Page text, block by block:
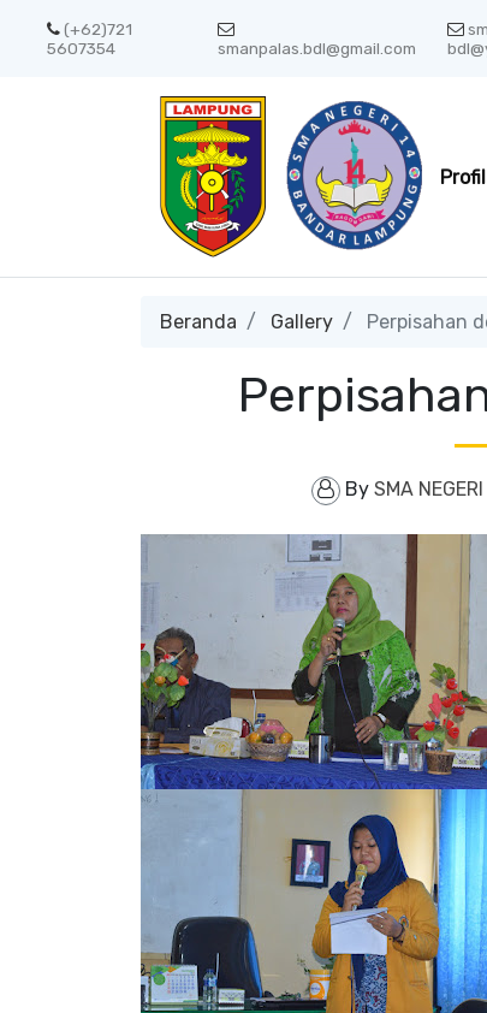
(+62)721
5607354
smanpalas.bdl@gmail.com
Profil
Beranda Gallery Perpisahan
By SMA